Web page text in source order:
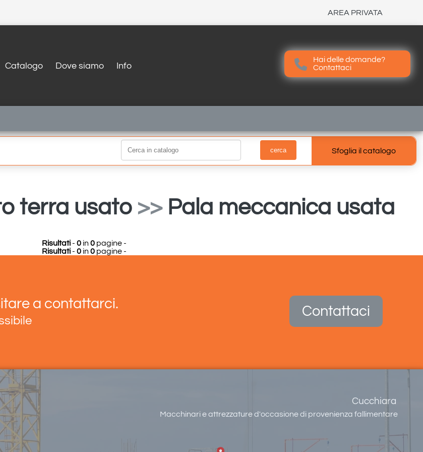
AREA PRIVATA
Catalogo Dove siamo Info Contattaci
Sfoglia il catalogo
Hai delle domande?
Contattaci
terra usato >> Pala meccanica usata
Risultati- 0 in0 pagine -
Risultati- 0 in0 pagine -
a contattarci. Contattaci
Cucchiara
Macchinari e attrezzature d'occasione di provenienza fallimentare